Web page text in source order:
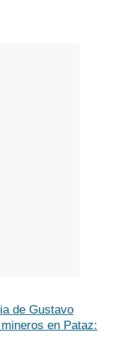
de Gustavo
en Pataz: